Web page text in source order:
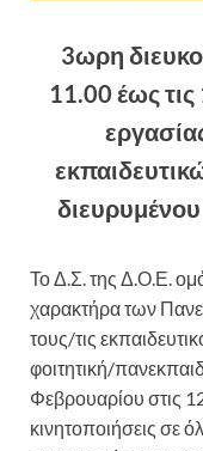
3ωρη
11.00 έως
Το Δ.Σ. της Δ.Ο.Ε.
χαρακτήρα των
τους/τις
φοιτητική/
Φεβρουαρίου στις
κινητοποιήσεις σε